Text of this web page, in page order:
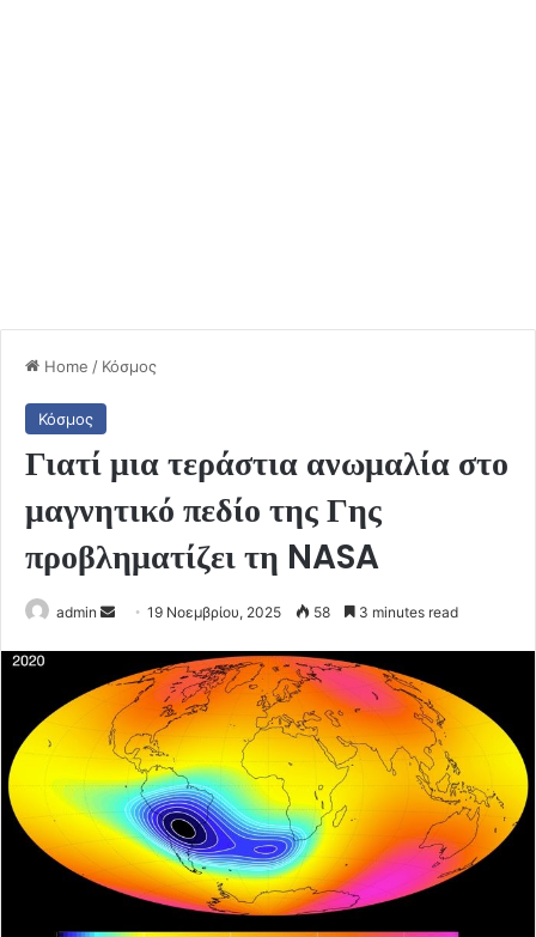
Home / Κόσμος
Κόσμος
Γιατί μια τεράστια ανωμαλία στο
μαγνητικό πεδίο της Γης
προβληματίζει τη NASA
admin
Send
email
19 Νοεμβρίου, 2025 58 3 minutes read